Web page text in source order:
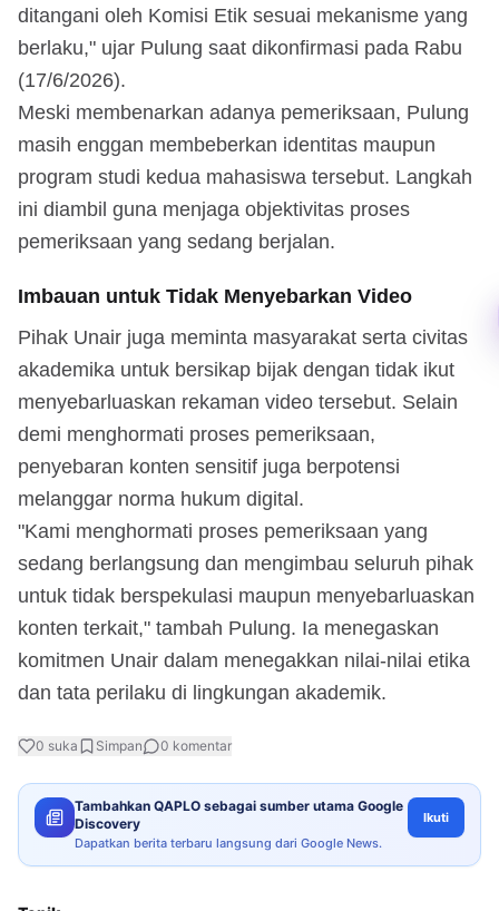
ditangani oleh Komisi Etik sesuai mekanisme yang
berlaku," ujar Pulung saat dikonfirmasi pada Rabu
(17/6/2026).
Meski membenarkan adanya pemeriksaan, Pulung
masih enggan membeberkan identitas maupun
program studi kedua mahasiswa tersebut. Langkah
ini diambil guna menjaga objektivitas proses
pemeriksaan yang sedang berjalan.
Imbauan untuk Tidak Menyebarkan Video
Pihak Unair juga meminta masyarakat serta civitas
akademika untuk bersikap bijak dengan tidak ikut
menyebarluaskan rekaman video tersebut. Selain
demi menghormati proses pemeriksaan,
penyebaran konten sensitif juga berpotensi
melanggar norma hukum digital.
"Kami menghormati proses pemeriksaan yang
sedang berlangsung dan mengimbau seluruh pihak
untuk tidak berspekulasi maupun menyebarluaskan
konten terkait," tambah Pulung. Ia menegaskan
komitmen Unair dalam menegakkan nilai-nilai etika
dan tata perilaku di lingkungan akademik.
0 suka Simpan 0 komentar
Tambahkan QAPLO sebagai sumber utama Google
Discovery
Dapatkan berita terbaru langsung dari Google News.
Ikuti